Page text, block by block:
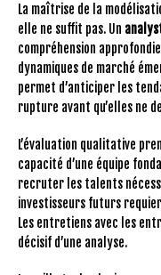
La maîtrise de la
elle ne suffit pas. Un
compréhension
dynamiques de marché
permet d’anticiper les
rupture avant qu’elles ne
L’évaluation qualitative
capacité d’une équipe
recruter les talents
investisseurs futurs
Les entretiens avec les
décisif d’une analyse.